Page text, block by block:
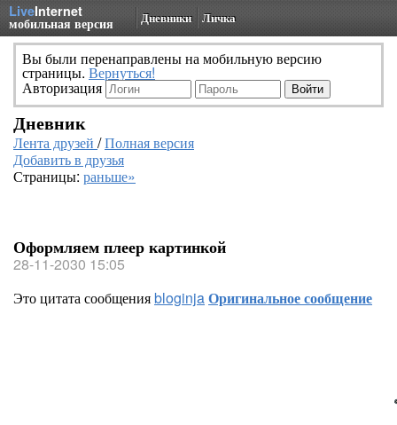
LiveInternet
мобильная версия Дневники Личка
Вы были перенаправлены на мобильную версию
страницы. Вернуться!
Авторизация
Дневник
Лента друзей /Полная версия
Добавить в друзья
Страницы: раньше»
Оформляем плеер картинкой
28-11-2030 15:05
Это цитата сообщенияbloginjaОригинальное сообщение